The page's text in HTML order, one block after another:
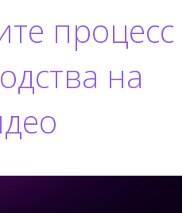
процесс
на